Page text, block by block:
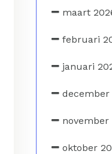
maart
februari
januari
december
november
oktober